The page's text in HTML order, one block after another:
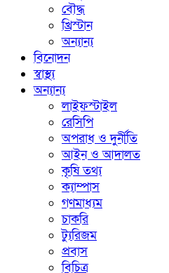
বৌদ্ধ
খ্রিস্টান
অন্যান্য
বিনোদন
স্বাস্থ্য
অন্যান্য
লাইফস্টাইল
রেসিপি
অপরাধ ও দুর্নীতি
আইন ও আদালত
কৃষি তথ্য
ক্যাম্পাস
গণমাধ্যম
চাকরি
ট্যুরিজম
প্রবাস
বিচিত্র